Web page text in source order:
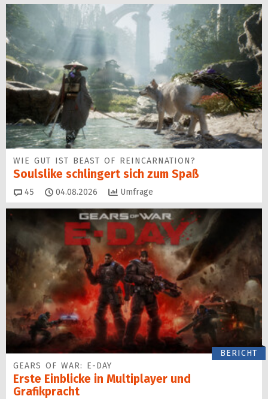
WIE GUT IST BEAST OF REINCARNATION?
Soulslike schlingert sich zum Spaß
45 Kommentare
04.08.2026 Umfrage
BERICHT
GEARS OF WAR: E-DAY
Erste Einblicke in Multiplayer und
Grafikpracht